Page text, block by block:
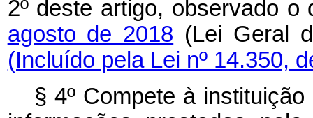
2º deste artigo, observado
agosto de 2018 (Lei Geral
(Incluído pela Lei nº 14.350,
§ 4º Compete à